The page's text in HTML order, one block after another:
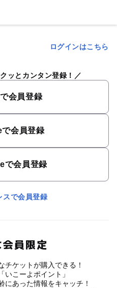
ログインはこちら
ッとカンタン登録！
会員登録
会員登録
で会員登録
スで会員登録
員限定